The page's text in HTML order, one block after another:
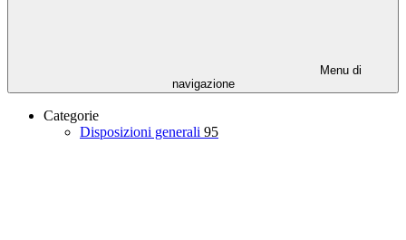
Menu di
navigazione
Categorie
Disposizioni generali 95